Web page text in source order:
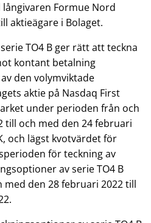
långivaren Formue Nord
aktieägare i Bolaget.
TO4 B ger rätt att teckna
kontant betalning
den volymviktade
aktie på Nasdaq First
under perioden från och
till och med den 24 februari
och lägst kvotvärdet för
för teckning av
av serie TO4 B
den 28 februari 2022 till